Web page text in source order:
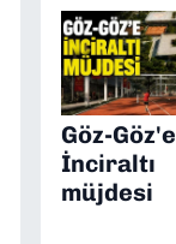
Göz-Göz'e
İnciraltı
müjdesi